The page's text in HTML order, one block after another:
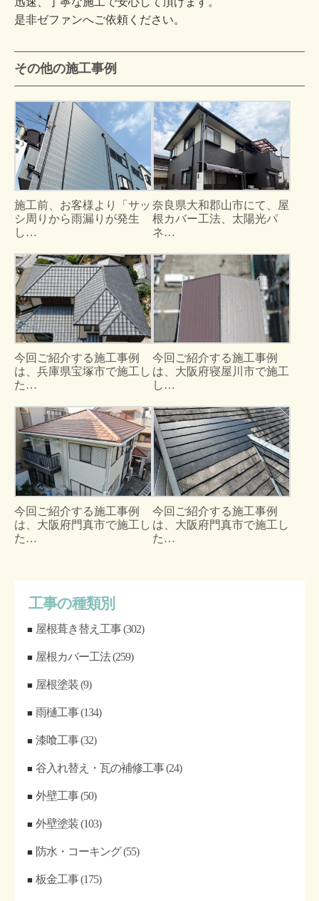
是非ゼファンへご依頼ください。
その他の施工事例
施工前、お客様より「サッ
シ周りから雨漏りが発生
し…
奈良県大和郡山市にて、屋
根カバー工法、太陽光パ
ネ…
今回ご紹介する施工事例
は、兵庫県宝塚市で施工し
た…
今回ご紹介する施工事例
は、大阪府寝屋川市で施工
し…
今回ご紹介する施工事例
は、大阪府門真市で施工し
た…
今回ご紹介する施工事例
は、大阪府門真市で施工し
た…
工事の種類別
屋根葺き替え工事(302)
屋根カバー工法(259)
屋根塗装(9)
雨樋工事(134)
漆喰工事(32)
谷入れ替え・瓦の補修工事(24)
外壁工事(50)
外壁塗装(103)
防水・コーキング(55)
板金工事(175)